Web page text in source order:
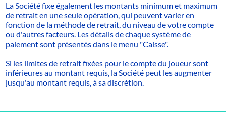
La Société fixe également les montants minimum et maximum
de retrait en une seule opération, qui peuvent varier en
fonction de la méthode de retrait, du niveau de votre compte
ou d'autres facteurs. Les détails de chaque système de
paiement sont présentés dans le menu "Caisse".
Si les limites de retrait fixées pour le compte du joueur sont
inférieures au montant requis, la Société peut les augmenter
jusqu'au montant requis, à sa discrétion.